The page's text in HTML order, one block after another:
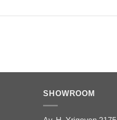
SHOWROOM